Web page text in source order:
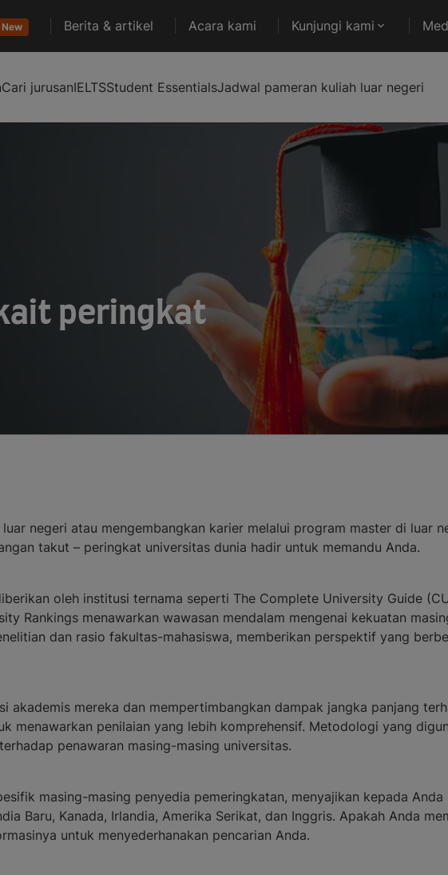
New Berita & artikel Acara kami Kunjungi kami
Cari jurusanIELTSStudent EssentialsJadwal pameran kuliah luar negeri
peringkat
negeri atau mengembangkan karier melalui program master di luar
takut – peringkat universitas dunia hadir untuk memandu Anda.
oleh institusi ternama seperti The Complete University Guide
Rankings menawarkan wawasan mendalam mengenai kekuatan
dan rasio fakultas-mahasiswa, memberikan perspektif yang
akademis mereka dan mempertimbangkan dampak jangka panjang
menawarkan penilaian yang lebih komprehensif. Metodologi yang
penawaran masing-masing universitas.
masing-masing penyedia pemeringkatan, menyajikan kepada
Baru, Kanada, Irlandia, Amerika Serikat, dan Inggris. Apakah Anda
untuk menyederhanakan pencarian Anda.